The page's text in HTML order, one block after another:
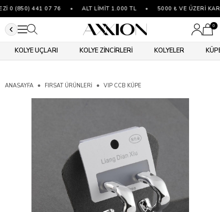
0 (850) 441 07 76 ALT LİMİT 1.000 TL 5000 ₺ VE ÜZERİ
0
KOLYE UÇLARI KOLYE ZİNCİRLERİ KOLYELER
ANASAYFA FIRSAT ÜRÜNLERİ VIP CCB KÜPE